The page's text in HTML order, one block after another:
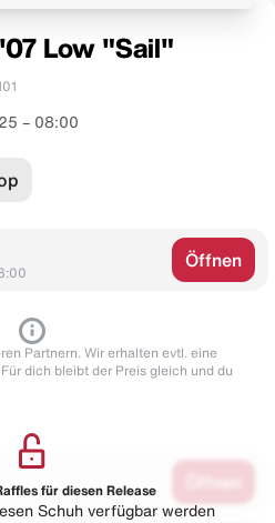
Low "Sail"
– 08:00
Öffnen
Partnern. Wir erhalten evtl. eine
dich bleibt der Preis gleich und du
für diesen Release
Schuh verfügbar werden